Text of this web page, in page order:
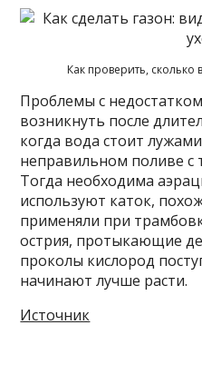
Как проверить, сколько
Проблемы с
возникнуть после
когда вода стоит
неправильном поливе с
Тогда необходима
используют каток,
применяли при
острия, протыкающие
проколы кислород
начинают лучше расти.
Источник